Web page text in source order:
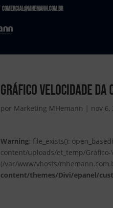
comercial@mhemann.com.br
Gráfico Velocidade da
por Marketing MHemann | nov 6,
Warning: file_exists():
content/uploads/et_temp/Gráfico-
(/var/www/vhosts/
content/themes/Divi/epanel/